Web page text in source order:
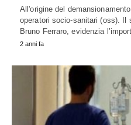
All'origine del
operatori socio-sanitari (oss). Il
Bruno Ferraro, evidenzia
2 anni fa